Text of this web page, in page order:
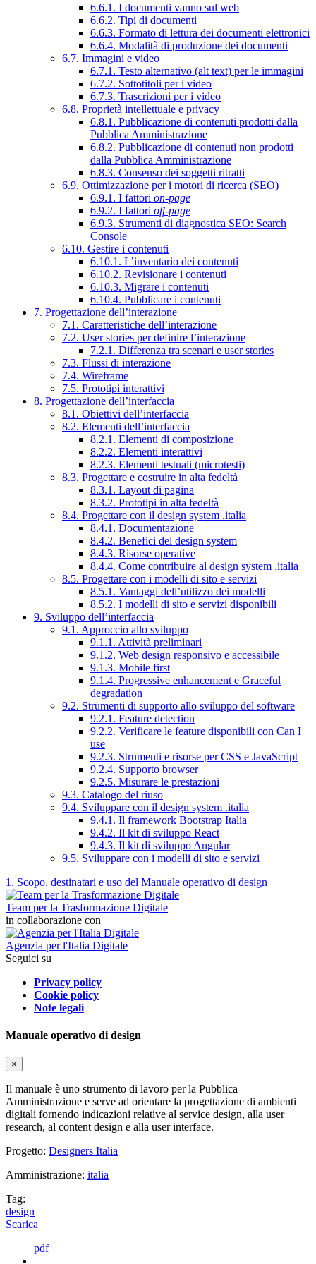
6.6.1. I documenti vanno sul web
6.6.2. Tipi di documenti
6.6.3. Formato di lettura dei documenti elettronici
6.6.4. Modalità di produzione dei documenti
6.7. Immagini e video
6.7.1. Testo alternativo (alt text) per le immagini
6.7.2. Sottotitoli per i video
6.7.3. Trascrizioni per i video
6.8. Proprietà intellettuale e privacy
6.8.1. Pubblicazione di contenuti prodotti dalla
Pubblica Amministrazione
6.8.2. Pubblicazione di contenuti non prodotti
dalla Pubblica Amministrazione
6.8.3. Consenso dei soggetti ritratti
6.9. Ottimizzazione per i motori di ricerca (SEO)
6.9.1. I fattori on-page
6.9.2. I fattori off-page
6.9.3. Strumenti di diagnostica SEO: Search
Console
6.10. Gestire i contenuti
6.10.1. L’inventario dei contenuti
6.10.2. Revisionare i contenuti
6.10.3. Migrare i contenuti
6.10.4. Pubblicare i contenuti
7. Progettazione dell’interazione
7.1. Caratteristiche dell’interazione
7.2. User stories per definire l’interazione
7.2.1. Differenza tra scenari e user stories
7.3. Flussi di interazione
7.4. Wireframe
7.5. Prototipi interattivi
8. Progettazione dell’interfaccia
8.1. Obiettivi dell’interfaccia
8.2. Elementi dell’interfaccia
8.2.1. Elementi di composizione
8.2.2. Elementi interattivi
8.2.3. Elementi testuali (microtesti)
8.3. Progettare e costruire in alta fedeltà
8.3.1. Layout di pagina
8.3.2. Prototipi in alta fedeltà
8.4. Progettare con il design system .italia
8.4.1. Documentazione
8.4.2. Benefici del design system
8.4.3. Risorse operative
8.4.4. Come contribuire al design system .italia
8.5. Progettare con i modelli di sito e servizi
8.5.1. Vantaggi dell’utilizzo dei modelli
8.5.2. I modelli di sito e servizi disponibili
9. Sviluppo dell’interfaccia
9.1. Approccio allo sviluppo
9.1.1. Attività preliminari
9.1.2. Web design responsivo e accessibile
9.1.3. Mobile first
9.1.4. Progressive enhancement e Graceful
degradation
9.2. Strumenti di supporto allo sviluppo del software
9.2.1. Feature detection
9.2.2. Verificare le feature disponibili con Can I
use
9.2.3. Strumenti e risorse per CSS e JavaScript
9.2.4. Supporto browser
9.2.5. Misurare le prestazioni
9.3. Catalogo del riuso
9.4. Sviluppare con il design system .italia
9.4.1. Il framework Bootstrap Italia
9.4.2. Il kit di sviluppo React
9.4.3. Il kit di sviluppo Angular
9.5. Sviluppare con i modelli di sito e servizi
1. Scopo, destinatari e uso del Manuale operativo di design
Team per la Trasformazione Digitale
in collaborazione con
Agenzia per l'Italia Digitale
Seguici su
Privacy policy
Cookie policy
Note legali
Manuale operativo di design
×
Il manuale è uno strumento di lavoro per la Pubblica
Amministrazione e serve ad orientare la progettazione di ambienti
digitali fornendo indicazioni relative al service design, alla user
research, al content design e alla user interface.
Progetto: Designers Italia
Amministrazione: italia
Tag:
design
Scarica
pdf